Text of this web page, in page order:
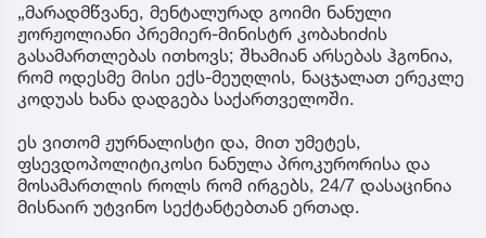
„მარადმწვანე, მენტალურად გოიმი ნანული
ჟორჟოლიანი პრემიერ-მინისტრ კობახიძის
გასამართლებას ითხოვს; შხამიან არსებას ჰგონია,
რომ ოდესმე მისი ექს-მეუღლის, ნაცჯალათ ერეკლე
კოდუას ხანა დადგება საქართველოში.
ეს ვითომ ჟურნალისტი და, მით უმეტეს,
ფსევდოპოლიტიკოსი ნანულა პროკურორისა და
მოსამართლის როლს რომ ირგებს, 24/7 დასაცინია
მისნაირ უტვინო სექტანტებთან ერთად.